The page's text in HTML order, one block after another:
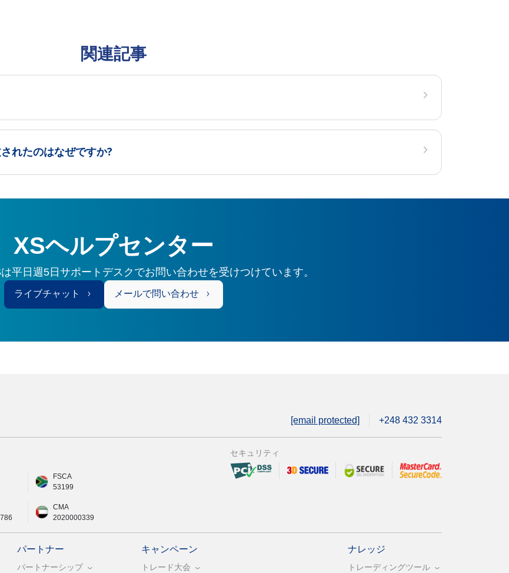
関連記事
れたのはなぜですか?
XSヘルプセンター
平日週5日サポートデスクでお問い合わせを受けつけています。
ライブチャット メールで問い合わせ
[email protected] +248 432 3314
FSCA
53199
CMA
2020000339
セキュリティ
パートナー
パートナーシップ
キャンペーン
トレード大会
ナレッジ
トレーディングツール